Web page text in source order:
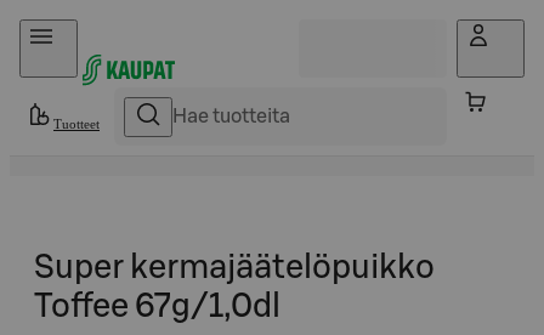
Hyppää sisältöön
Tuotteet
Super kermajäätelöpuikko
Toffee 67g/1,0dl